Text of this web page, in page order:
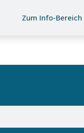
Zum Info-Bereich